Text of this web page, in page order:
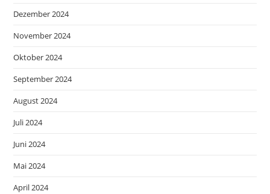
Dezember 2024
November 2024
Oktober 2024
September 2024
August 2024
Juli 2024
Juni 2024
Mai 2024
April 2024